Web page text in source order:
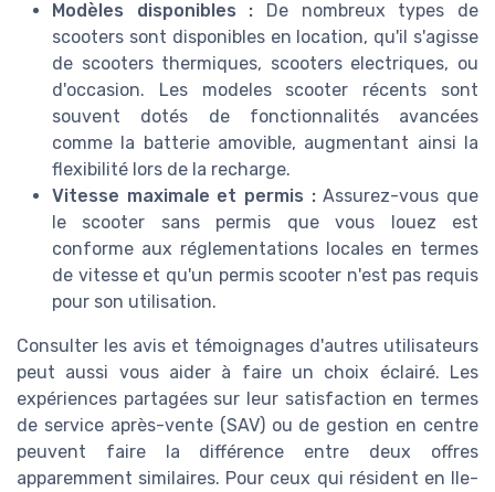
Modèles disponibles : De nombreux types de
scooters sont disponibles en location, qu'il s'agisse
de scooters thermiques, scooters electriques, ou
d'occasion. Les modeles scooter récents sont
souvent dotés de fonctionnalités avancées
comme la batterie amovible, augmentant ainsi la
flexibilité lors de la recharge.
Vitesse maximale et permis :Assurez-vous que
le scooter sans permis que vous louez est
conforme aux réglementations locales en termes
de vitesse et qu'un permis scooter n'est pas requis
pour son utilisation.
Consulter les avis et témoignages d'autres utilisateurs
peut aussi vous aider à faire un choix éclairé. Les
expériences partagées sur leur satisfaction en termes
de service après-vente (SAV) ou de gestion en centre
peuvent faire la différence entre deux offres
apparemment similaires. Pour ceux qui résident en Ile-